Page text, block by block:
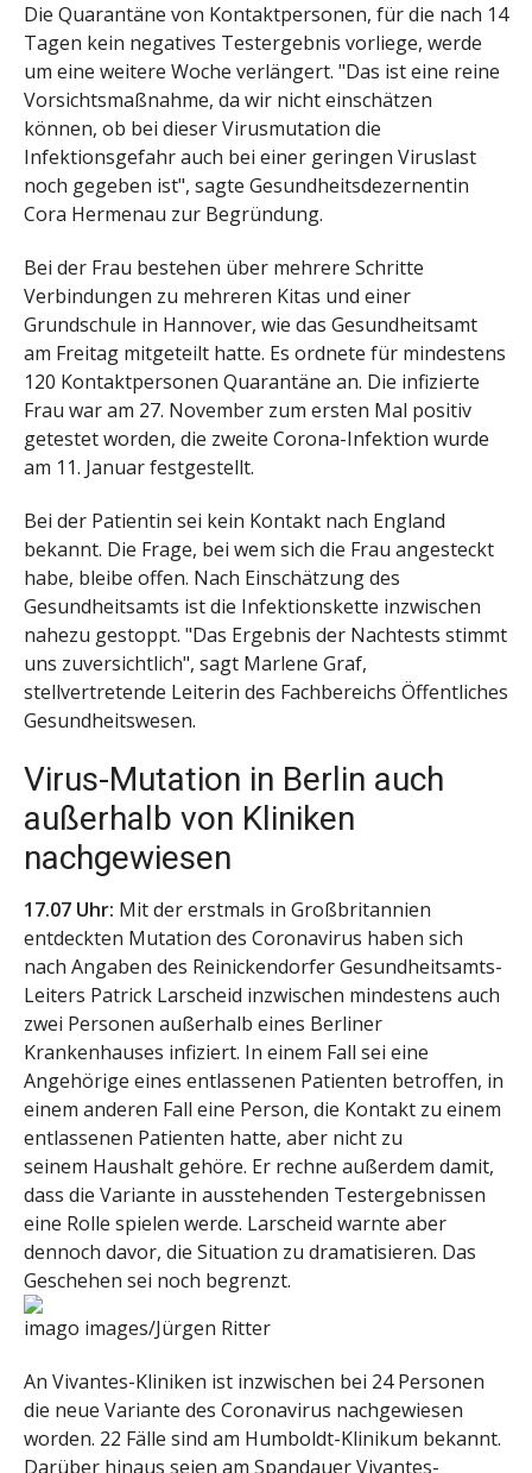
Die Quarantäne von Kontaktpersonen, für die nach 14
Tagen kein negatives Testergebnis vorliege, werde
um eine weitere Woche verlängert. "Das ist eine reine
Vorsichtsmaßnahme, da wir nicht einschätzen
können, ob bei dieser Virusmutation die
Infektionsgefahr auch bei einer geringen Viruslast
noch gegeben ist", sagte Gesundheitsdezernentin
Cora Hermenau zur Begründung.
Bei der Frau bestehen über mehrere Schritte
Verbindungen zu mehreren Kitas und einer
Grundschule in Hannover, wie das Gesundheitsamt
am Freitag mitgeteilt hatte. Es ordnete für mindestens
120 Kontaktpersonen Quarantäne an. Die infizierte
Frau war am 27. November zum ersten Mal positiv
getestet worden, die zweite Corona-Infektion wurde
am 11. Januar festgestellt.
Bei der Patientin sei kein Kontakt nach England
bekannt. Die Frage, bei wem sich die Frau angesteckt
habe, bleibe offen. Nach Einschätzung des
Gesundheitsamts ist die Infektionskette inzwischen
nahezu gestoppt. "Das Ergebnis der Nachtests stimmt
uns zuversichtlich", sagt Marlene Graf,
stellvertretende Leiterin des Fachbereichs Öffentliches
Gesundheitswesen.
Virus-Mutation in Berlin auch
außerhalb von Kliniken
nachgewiesen
17.07 Uhr: Mit der erstmals in Großbritannien
entdeckten Mutation des Coronavirus haben sich
nach Angaben des Reinickendorfer Gesundheitsamts-
Leiters Patrick Larscheid inzwischen mindestens auch
zwei Personen außerhalb eines Berliner
Krankenhauses infiziert. In einem Fall sei eine
Angehörige eines entlassenen Patienten betroffen, in
einem anderen Fall eine Person, die Kontakt zu einem
entlassenen Patienten hatte, aber nicht zu
seinem Haushalt gehöre. Er rechne außerdem damit,
dass die Variante in ausstehenden Testergebnissen
eine Rolle spielen werde. Larscheid warnte aber
dennoch davor, die Situation zu dramatisieren. Das
Geschehen sei noch begrenzt.
imago images/Jürgen Ritter
An Vivantes-Kliniken ist inzwischen bei 24 Personen
die neue Variante des Coronavirus nachgewiesen
worden. 22 Fälle sind am Humboldt-Klinikum bekannt.
Darüber hinaus seien am Spandauer Vivantes-